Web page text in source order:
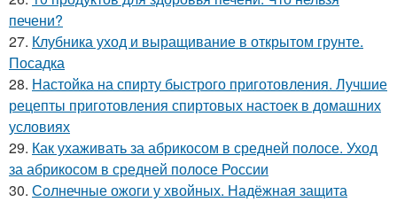
печени?
27. Клубника уход и выращивание в открытом грунте.
Посадка
28. Настойка на спирту быстрого приготовления. Лучшие
рецепты приготовления спиртовых настоек в домашних
условиях
29. Как ухаживать за абрикосом в средней полосе. Уход
за абрикосом в средней полосе России
30. Солнечные ожоги у хвойных. Надёжная защита